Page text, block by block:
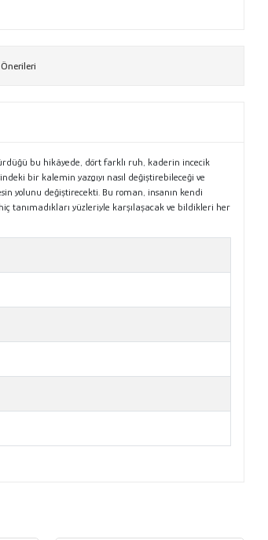
bu hikâyede, dört farklı ruh, kaderin incecik
bir kalemin yazgıyı nasıl değiştirebileceği ve
yolunu değiştirecekti. Bu roman, insanın kendi
tanımadıkları yüzleriyle karşılaşacak ve bildikleri her